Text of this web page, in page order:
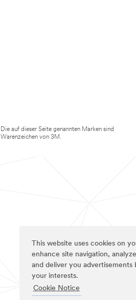
This website uses cookies on
enhance site navigation,
and deliver you advertisements
your interests.
Cookie Notice
Die auf dieser Seite genannten Marken sind
Warenzeichen von 3M.